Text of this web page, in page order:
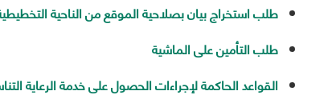
طلب استخراج بيان بصلاحية الموقع من الناحية
طلب التأمين على الماشية
القواعد الحاكمة لإجراءات الحصول على خدمة الرعاية